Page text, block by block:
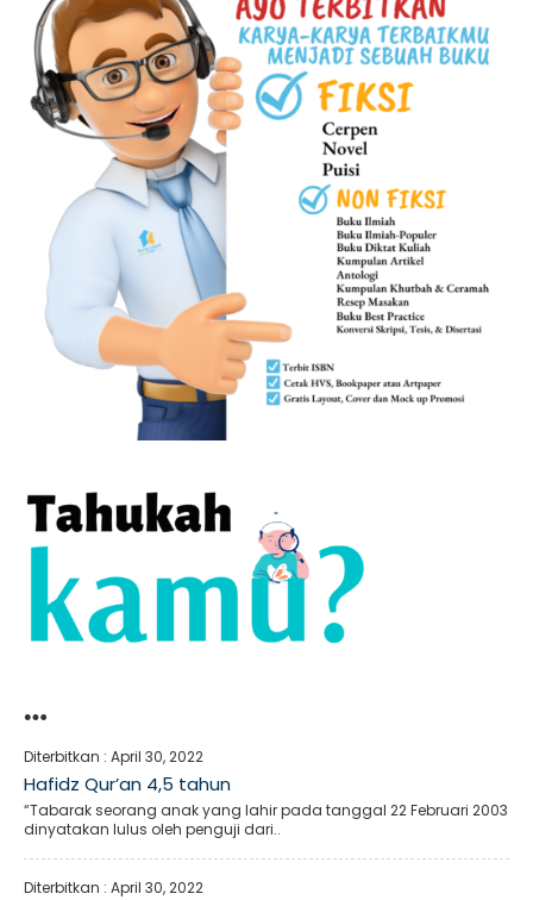
…
Diterbitkan : April 30, 2022
Hafidz Qur’an 4,5 tahun
“Tabarak seorang anak yang lahir pada tanggal 22 Februari 2003
dinyatakan lulus oleh penguji dari..
Diterbitkan : April 30, 2022